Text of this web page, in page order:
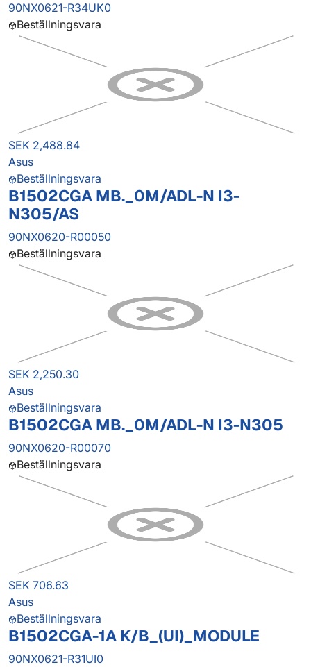
90NX0621-R34UK0
Beställningsvara
SEK 2,488.84
Asus
Beställningsvara
B1502CGA MB._0M/ADL-N I3-
N305/AS
90NX0620-R00050
Beställningsvara
SEK 2,250.30
Asus
Beställningsvara
B1502CGA MB._0M/ADL-N I3-N305
90NX0620-R00070
Beställningsvara
SEK 706.63
Asus
Beställningsvara
B1502CGA-1A K/B_(UI)_MODULE
90NX0621-R31UI0